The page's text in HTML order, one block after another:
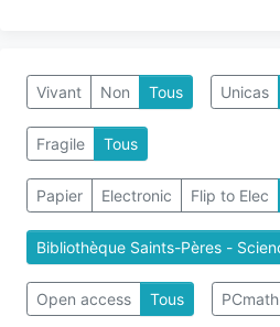
Vivant Non Tous Unicas
Fragile Tous
Papier Electronic Flip to Elec
Bibliothèque Saints-Pères -
Open access Tous PCmath